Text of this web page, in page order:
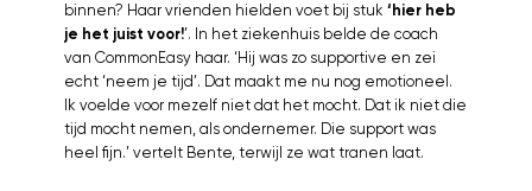
binnen? Haar vrienden hielden voet bij stuk‘hier heb
je het juist voor!’. In het ziekenhuis belde de coach
van CommonEasy haar. ‘Hij was zo supportive en zei
echt ‘neem je tijd’. Dat maakt me nu nog emotioneel.
Ik voelde voor mezelf niet dat het mocht. Dat ik niet die
tijd mocht nemen, als ondernemer. Die support was
heel fijn.’ vertelt Bente, terwijl ze wat tranen laat.